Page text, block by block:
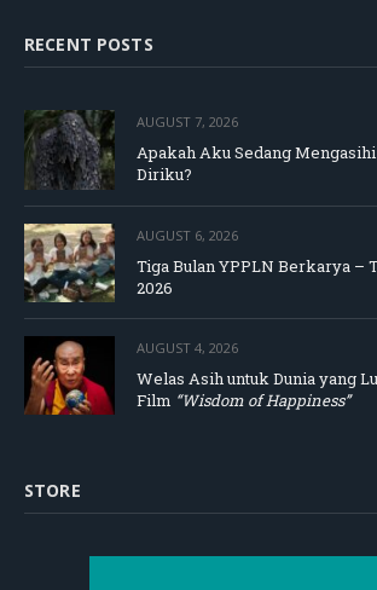
RECENT POSTS
AUGUST 7, 2026
Apakah Aku Sedang
Diriku?
AUGUST 6, 2026
Tiga Bulan YPPLN Berkarya –
2026
AUGUST 4, 2026
Welas Asih untuk Dunia yang
Film “Wisdom of Happiness”
STORE